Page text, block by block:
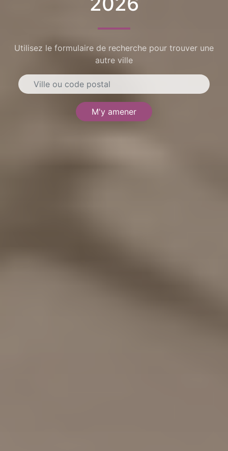
Utilisez le formulaire de recherche pour trouver une
autre ville
M'y amener